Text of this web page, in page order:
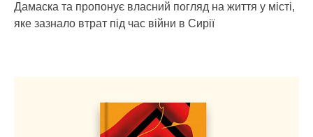
Дамаска та пропонує власний погляд на життя у місті,
яке зазнало втрат під час війни в Сирії